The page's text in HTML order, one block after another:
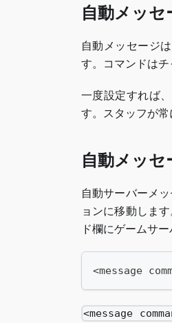
自動メッ
自動メッセージ
す。コマンドは
一度設定すれば
す。スタッフが常
自動メッ
自動サーバーメ
ョンに移動しま
ド欄にゲームサ
<message
<message